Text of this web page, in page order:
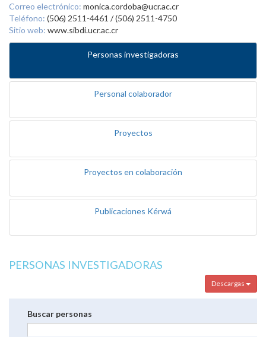
Correo electrónico: monica.cordoba@ucr.ac.cr
Teléfono: (506) 2511-4461 / (506) 2511-4750
Sitio web: www.sibdi.ucr.ac.cr
Personas investigadoras
Personal colaborador
Proyectos
Proyectos en colaboración
Publicaciones Kérwá
PERSONAS INVESTIGADORAS
Descargas
Buscar personas